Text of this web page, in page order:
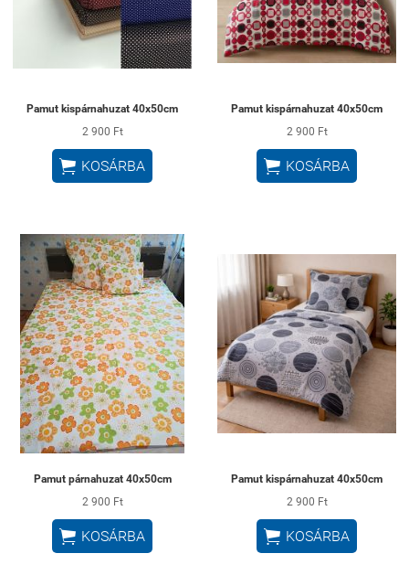
Pamut kispárnahuzat 40x50cm
2 900 Ft
 KOSÁRBA
Pamut kispárnahuzat 40x50cm
2 900 Ft
 KOSÁRBA
Pamut párnahuzat 40x50cm
2 900 Ft
 KOSÁRBA
Pamut kispárnahuzat 40x50cm
2 900 Ft
 KOSÁRBA